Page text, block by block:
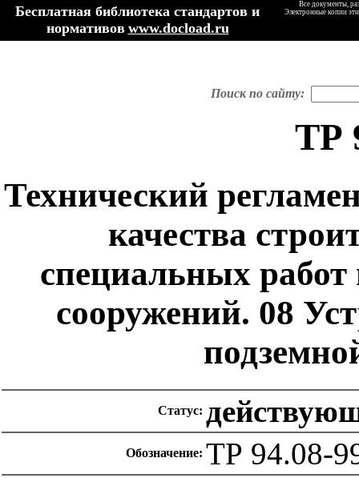
Бесплатная библиотека стандартов и
нормативов www.docload.ru
Все документы,
Электронные копии
Поиск по сайту:
ТР
Технический
качества
специальных работ
сооружений. 08
Статус:
Обозначение: ТР 94.08-